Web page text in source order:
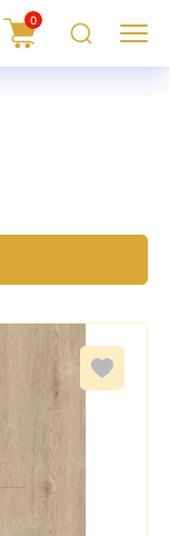
Корзина
0
ПоискМеню